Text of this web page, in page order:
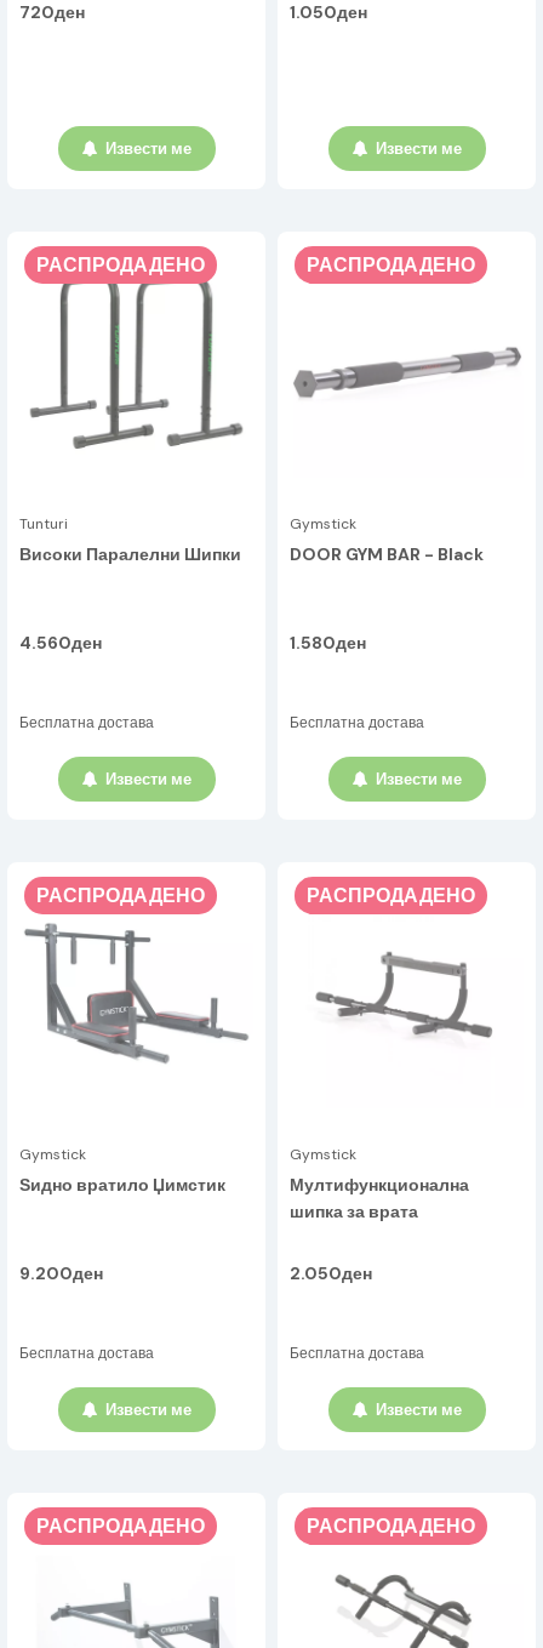
720ден
Извести ме
1.050ден
Извести ме
РАСПРОДАДЕНО
Tunturi
Високи Паралелни Шипки
4.560ден
Бесплатна достава
Извести ме
РАСПРОДАДЕНО
Gymstick
DOOR GYM BAR - Black
1.580ден
Бесплатна достава
Извести ме
РАСПРОДАДЕНО
Gymstick
Ѕидно вратило Џимстик
9.200ден
Бесплатна достава
Извести ме
РАСПРОДАДЕНО
Gymstick
Мултифункционална
шипка за врата
2.050ден
Бесплатна достава
Извести ме
РАСПРОДАДЕНО РАСПРОДАДЕНО